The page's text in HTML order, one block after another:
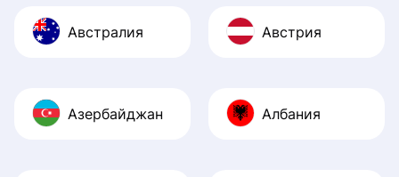
Австралия Австрия
Азербайджан Албания